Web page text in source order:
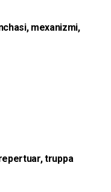
mexanizmi,
truppa